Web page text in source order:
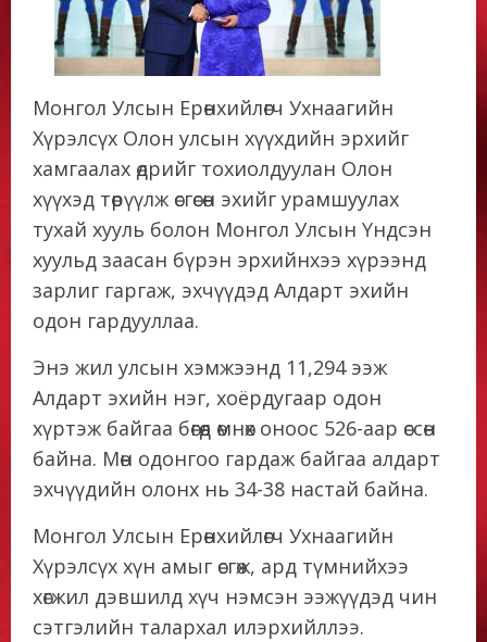
Монгол Улсын Ерөнхийлөгч Ухнаагийн
Хүрэлсүх Олон улсын хүүхдийн эрхийг
хамгаалах өдрийг тохиолдуулан Олон
хүүхэд төрүүлж өсгөсөн эхийг урамшуулах
тухай хууль болон Монгол Улсын Үндсэн
хуульд заасан бүрэн эрхийнхээ хүрээнд
зарлиг гаргаж, эхчүүдэд Алдарт эхийн
одон гардууллаа.
Энэ жил улсын хэмжээнд 11,294 ээж
Алдарт эхийн нэг, хоёрдугаар одон
хүртэж байгаа бөгөөд өмнөх оноос 526-аар өссөн
байна. Мөн одонгоо гардаж байгаа алдарт
эхчүүдийн олонх нь 34-38 настай байна.
Монгол Улсын Ерөнхийлөгч Ухнаагийн
Хүрэлсүх хүн амыг өсгөж, ард түмнийхээ
хөгжил дэвшилд хүч нэмсэн ээжүүдэд чин
сэтгэлийн талархал илэрхийллээ.